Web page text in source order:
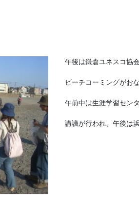
午後は鎌倉ユネスコ協
ビーチコーミングがお
午前中は生涯学習セン
講議が行われ、午後は